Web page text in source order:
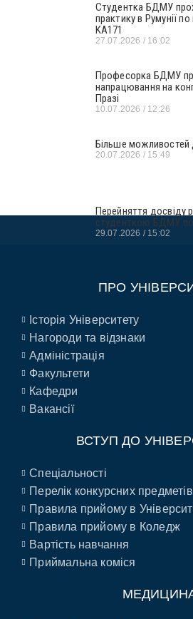
Студентка БДМУ
практику в Румунії
KA171
27.07.2026 16:02
Професорка БДМУ
напрацювання на
Празі
10.07.2026 12:26
Більше можливостей
20.07.2026 15:49
Перейняття досвіду
студенткою БДМУ по
29.07.2026 15:02
ПРО
Історія Університету
Нагороди та відзнаки
Адміністрація
Факультети
Кафедри
Вакансії
ВСТУП ДО
Спеціальності
Перелік конкурсних предметів
Правила прийому в
Правила прийому в Коледж
Вартість навчання
Приймальна коміся